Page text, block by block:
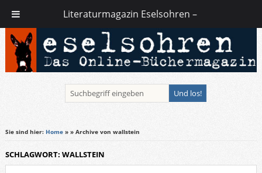
Sie sind hier: Home» » Archive von wallstein
SCHLAGWORT: WALLSTEIN
Literaturmagazin Eselsohren –